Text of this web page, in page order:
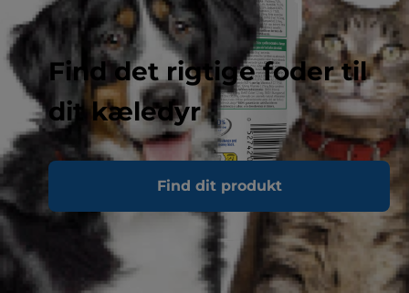
Find det rigtige foder til
dit kæledyr
Find dit produkt